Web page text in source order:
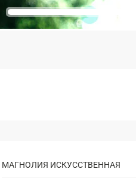
МАГНОЛИЯ ИСКУССТВЕННАЯ